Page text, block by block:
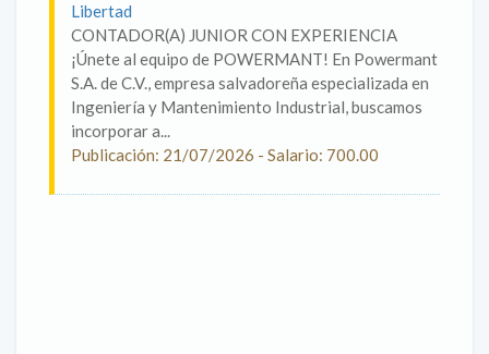
Libertad
CONTADOR(A) JUNIOR CON EXPERIENCIA
¡Únete al equipo de POWERMANT! En Powermant
S.A. de C.V., empresa salvadoreña especializada en
Ingeniería y Mantenimiento Industrial, buscamos
incorporar a...
Publicación: 21/07/2026 - Salario: 700.00